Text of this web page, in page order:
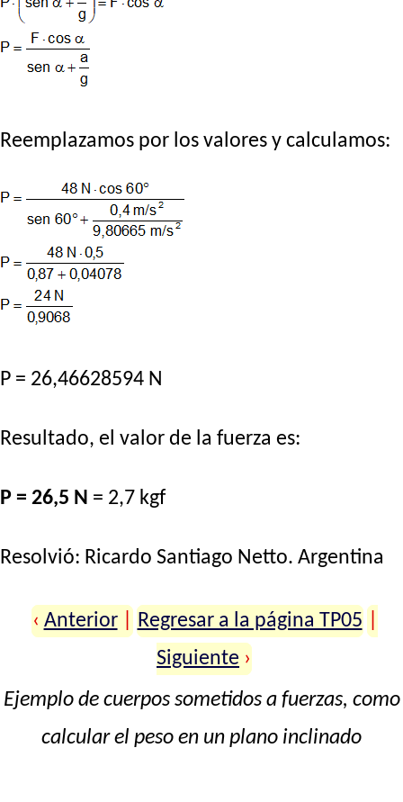
Reemplazamos por los valores y calculamos:
P = 26,46628594 N
Resultado, el valor de la fuerza es:
P = 26,5 N = 2,7 kgf
Resolvió: Ricardo Santiago Netto. Argentina
‹ Anterior Regresar a la página TP05
Siguiente ›
Ejemplo de cuerpos sometidos a fuerzas, como
calcular el peso en un plano inclinado